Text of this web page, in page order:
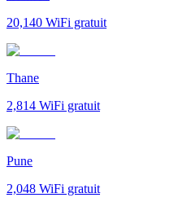
20,140 WiFi gratuit
Thane
2,814 WiFi gratuit
Pune
2,048 WiFi gratuit